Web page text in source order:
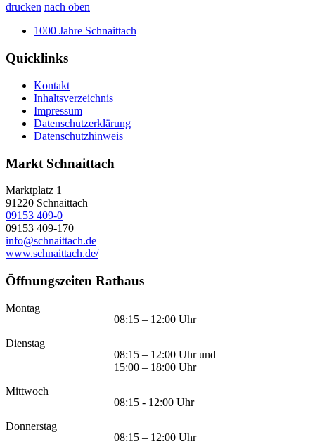
drucken nach oben
1000 Jahre Schnaittach
Quicklinks
Kontakt
Inhaltsverzeichnis
Impressum
Datenschutzerklärung
Datenschutzhinweis
Markt Schnaittach
Marktplatz 1
91220 Schnaittach
09153 409-0
09153 409-170
info@schnaittach.de
www.schnaittach.de/
Öffnungszeiten Rathaus
Montag
08:15 – 12:00 Uhr
Dienstag
08:15 – 12:00 Uhr und
15:00 – 18:00 Uhr
Mittwoch
08:15 - 12:00 Uhr
Donnerstag
08:15 – 12:00 Uhr